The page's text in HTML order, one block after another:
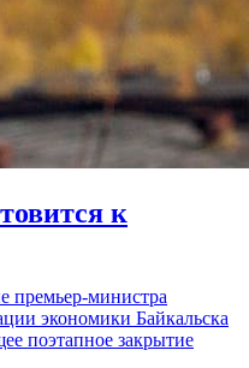
к
премьер-министра
экономики Байкальска
поэтапное закрытие